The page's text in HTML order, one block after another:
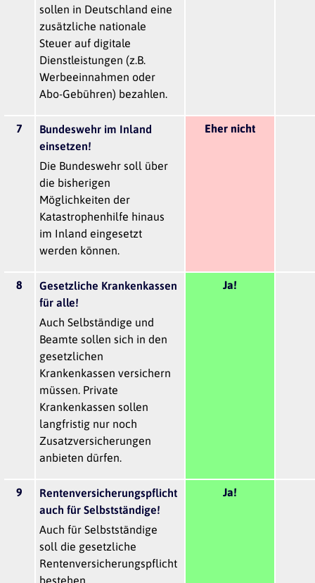
sollen in Deutschland eine
zusätzliche nationale
Steuer auf digitale
Dienstleistungen (z.B.
Werbeeinnahmen oder
Abo-Gebühren) bezahlen.
7
Bundeswehr im Inland
einsetzen!
Die Bundeswehr soll über
die bisherigen
Möglichkeiten der
Katastrophenhilfe hinaus
im Inland eingesetzt
werden können.
Eher nicht
8
Gesetzliche Krankenkassen
für alle!
Auch Selbständige und
Beamte sollen sich in den
gesetzlichen
Krankenkassen versichern
müssen. Private
Krankenkassen sollen
langfristig nur noch
Zusatzversicherungen
anbieten dürfen.
Ja!
9
Rentenversicherungspflicht
auch für Selbstständige!
Auch für Selbstständige
soll die gesetzliche
Rentenversicherungspflicht
Ja!